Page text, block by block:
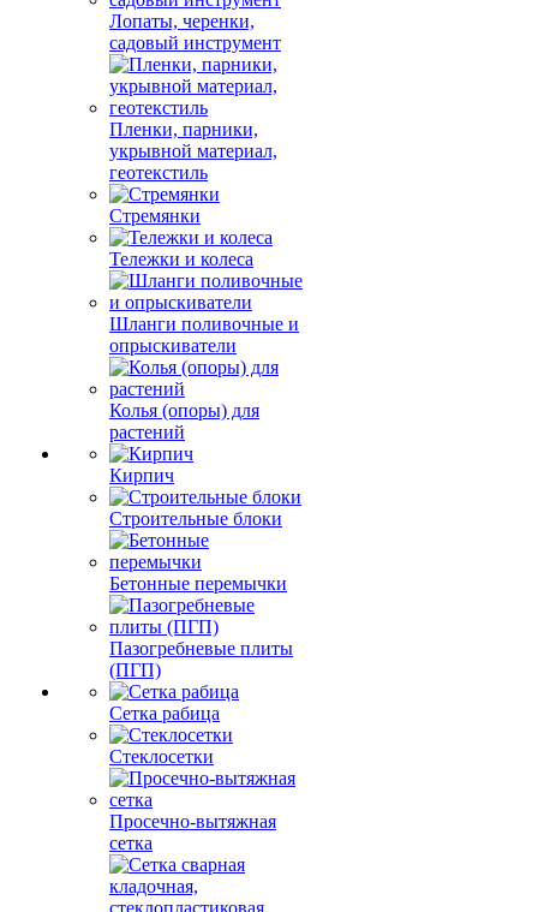
Лопаты, черенки,
садовый инструмент
Пленки, парники,
укрывной материал,
геотекстиль
Стремянки
Тележки и колеса
Шланги поливочные и
опрыскиватели
Колья (опоры) для
растений
Кирпич
Строительные блоки
Бетонные перемычки
Пазогребневые плиты
(ПГП)
Сетка рабица
Стеклосетки
Просечно-вытяжная
сетка